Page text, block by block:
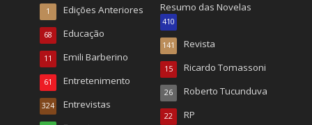
Edições Anteriores
1
Educação
68
Emili Barberino
11
Entretenimento
61
Entrevistas
324
Resumo das Novelas
410
Revista
141
Ricardo Tomassoni
15
Roberto Tucunduva
26
RP
22